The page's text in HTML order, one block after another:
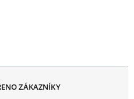
ZÁKAZNÍKY